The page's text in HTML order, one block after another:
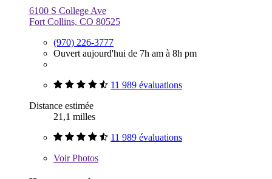
6100 S College Ave
Fort Collins, CO 80525
(970) 226-3777
Ouvert aujourd'hui de 7h am à 8h pm
11 989 évaluations
Distance estimée
21,1 milles
11 989 évaluations
VoirPhotos